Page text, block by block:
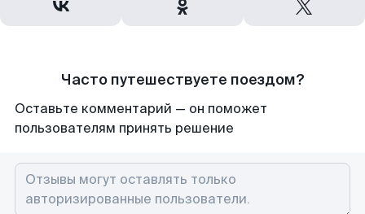
Часто путешествуете поездом?
Оставьте комментарий — он поможет
пользователям принять решение